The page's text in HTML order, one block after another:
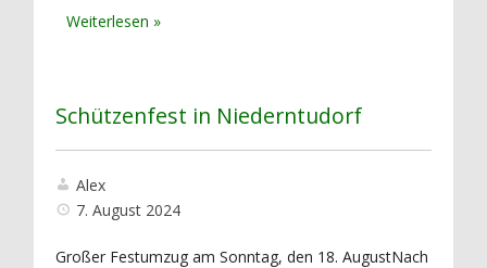
Schützenfest in Niederntudorf
Alex
7. August 2024
Großer Festumzug am Sonntag, den 18. AugustNach